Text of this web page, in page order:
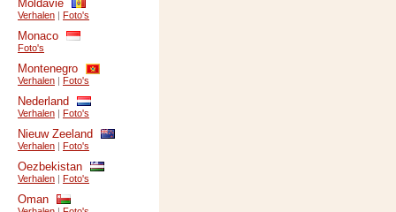
Moldavië
Verhalen | Foto's
Monaco
Foto's
Montenegro
Verhalen | Foto's
Nederland
Verhalen | Foto's
Nieuw Zeeland
Verhalen | Foto's
Oezbekistan
Verhalen | Foto's
Oman